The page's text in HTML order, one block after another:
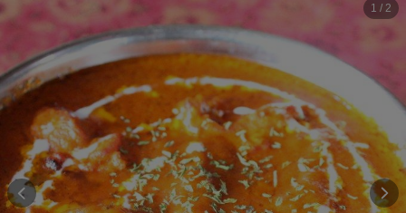
1 / 2